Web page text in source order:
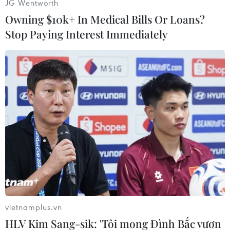
#Hạ Long #Ẩm thực
#Xúc tiến du lịch
#Hội chợ thương mại
#Kỷ lục Việt Nam
Quảng Ninh
JG Wentworth
Owning $10k+ In Medical Bills Or Loans?
Stop Paying Interest Immediately
vietnamplus.vn
HLV Kim Sang-sik: 'Tôi mong Đình Bắc vươn